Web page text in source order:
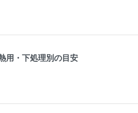
用・下処理別の目安